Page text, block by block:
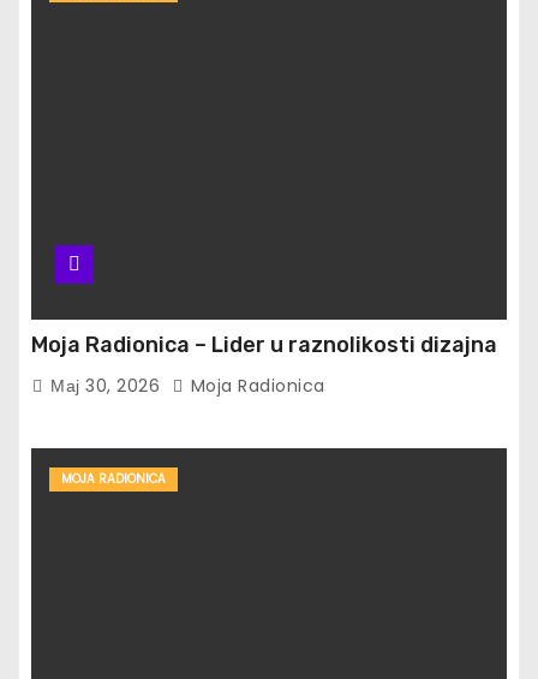
Moja Radionica – Lider u raznolikosti dizajna
Мај 30, 2026 Moja Radionica
MOJA RADIONICA